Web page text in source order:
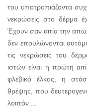
του υποτροπιάζοντα
νεκρώσεις στο δέρμα
Έχουν σαν αιτία την
δεν επουλώνονται
τις νεκρώσεις του
ιστών είναι η πρώτη
φλεβικό έλκος, η
θρέψης, που
λοιπόν ...